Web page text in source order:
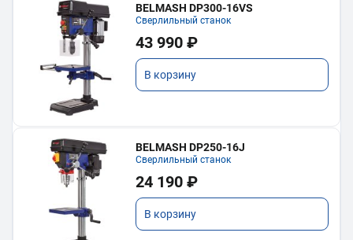
BELMASH DP300-16VS
Сверлильный станок
43 990 ₽
В корзину
BELMASH DP250-16J
Сверлильный станок
24 190 ₽
В корзину